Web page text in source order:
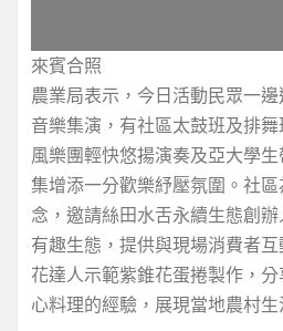
來賓合照
農業局表示，今日活動民眾一
音樂集演，有社區太鼓班及排
風樂團輕快悠揚演奏及亞大學
集增添一分歡樂紓壓氛圍。社
念，邀請絲田水舌永續生態創
有趣生態，提供與現場消費者
花達人示範紫錐花蛋捲製作，
心料理的經驗，展現當地農村